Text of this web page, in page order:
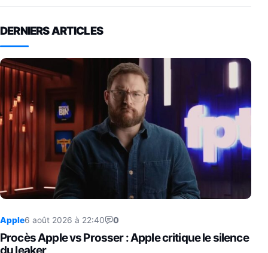
DERNIERS ARTICLES
Apple6 août 2026 à 22:40 0
Procès Apple vs Prosser : Apple critique le silence
du leaker